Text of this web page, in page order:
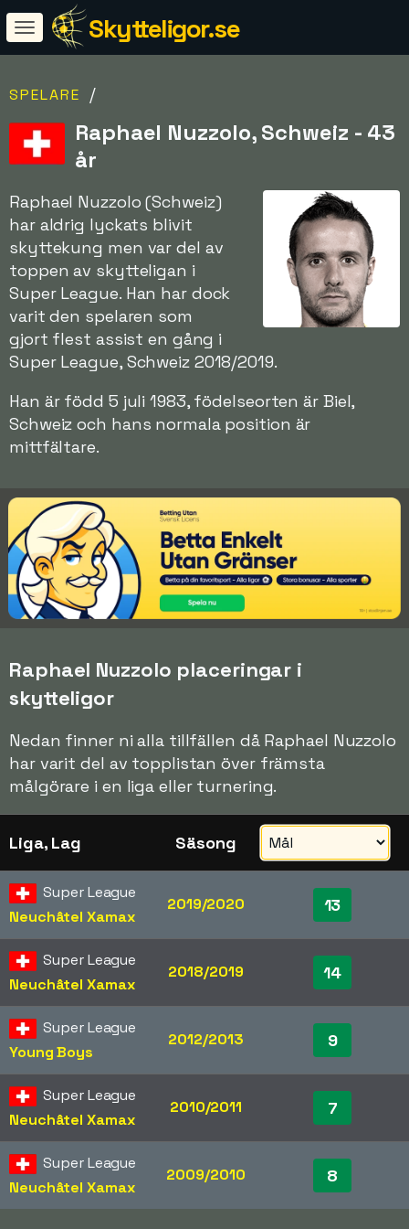
Skytteligor.se
SPELARE /
Raphael Nuzzolo, Schweiz - 43
år
Raphael Nuzzolo (Schweiz)
har aldrig lyckats blivit
skyttekung men var del av
toppen av skytteligan i
Super League. Han har dock
varit den spelaren som
gjort flest assist en gång i
Super League, Schweiz 2018/2019.
Han är född 5 juli 1983, födelseorten är Biel,
Schweiz och hans normala position är
mittfältare.
Raphael Nuzzolo placeringar i
skytteligor
Nedan finner ni alla tillfällen då Raphael Nuzzolo
har varit del av topplistan över främsta
målgörare i en liga eller turnering.
Liga, Lag Säsong
Super League
Neuchâtel Xamax
2019/2020 13
Super League
Neuchâtel Xamax
2018/2019 14
Super League
Young Boys
2012/2013 9
Super League
Neuchâtel Xamax
2010/2011 7
Super League
Neuchâtel Xamax
2009/2010 8